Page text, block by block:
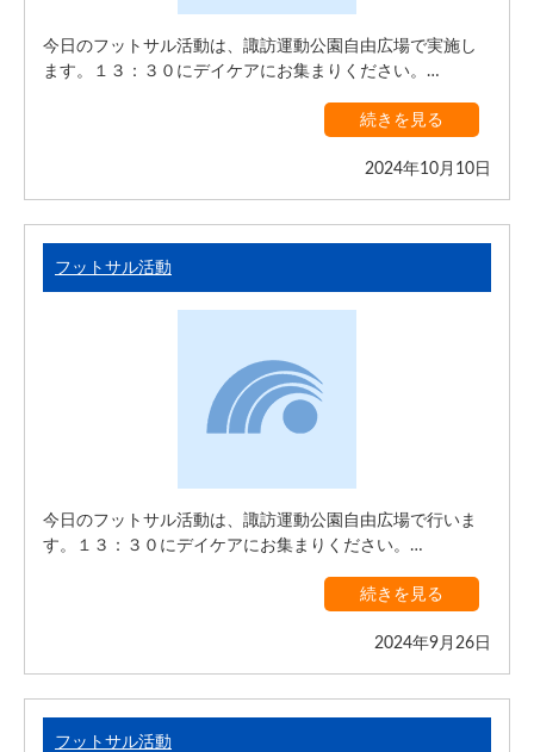
今日のフットサル活動は、諏訪運動公園自由広場で実施し
ます。１３：３０にデイケアにお集まりください。…
続きを見る
2024年10月10日
フットサル活動
今日のフットサル活動は、諏訪運動公園自由広場で行いま
す。１３：３０にデイケアにお集まりください。…
続きを見る
2024年9月26日
フットサル活動